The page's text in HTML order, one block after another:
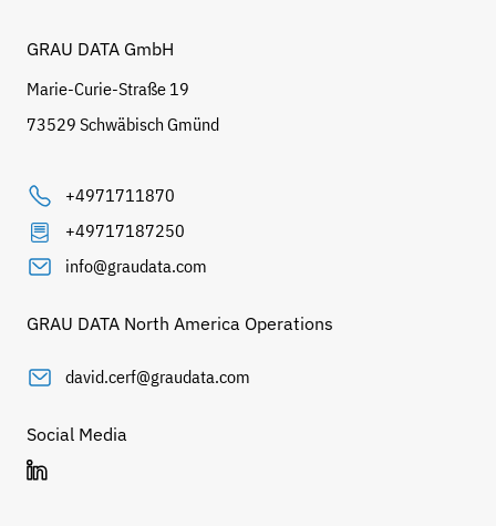
GRAU DATA GmbH
Marie-Curie-Straße 19
73529 Schwäbisch Gmünd
+4971711870
+49717187250
info@graudata.com
GRAU DATA North America Operations
david.cerf@graudata.com
Social Media